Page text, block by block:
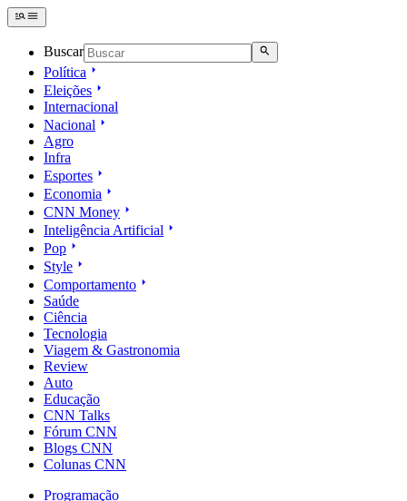
Buscar
Política
Eleições
Internacional
Nacional
Agro
Infra
Esportes
Economia
CNN Money
Inteligência Artificial
Pop
Style
Comportamento
Saúde
Ciência
Tecnologia
Viagem & Gastronomia
Review
Auto
Educação
CNN Talks
Fórum CNN
Blogs CNN
Colunas CNN
Programação